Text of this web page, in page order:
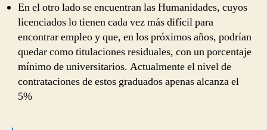
En el otro lado se encuentran las Humanidades, cuyos
licenciados lo tienen cada vez más difícil para
encontrar empleo y que, en los próximos años, podrían
quedar como titulaciones residuales, con un porcentaje
mínimo de universitarios. Actualmente el nivel de
contrataciones de estos graduados apenas alcanza el
5%